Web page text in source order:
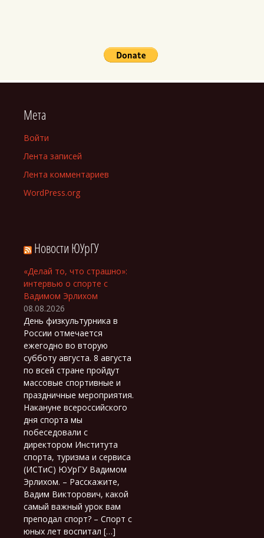
Мета
Войти
Лента записей
Лента комментариев
WordPress.org
Новости ЮУрГУ
«Делай то, что страшно»:
интервью о спорте с
Вадимом Эрлихом
08.08.2026
День физкультурника в
России отмечается
ежегодно во вторую
субботу августа. 8 августа
по всей стране пройдут
массовые спортивные и
праздничные мероприятия.
Накануне всероссийского
дня спорта мы
побеседовали с
директором Института
спорта, туризма и сервиса
(ИСТиС) ЮУрГУ Вадимом
Эрлихом. – Расскажите,
Вадим Викторович, какой
самый важный урок вам
преподал спорт? – Спорт с
юных лет воспитал […]